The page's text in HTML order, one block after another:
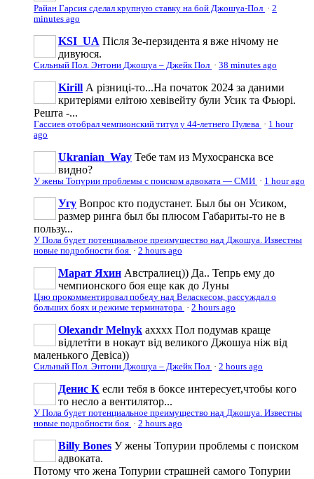
Райан Гарсия сделал крупную ставку на бой Джошуа-Пол · 2
minutes ago
KSI_UA Після Зе-перзидента я вже нічому не
дивуюся.
Сильный Пол. Энтони Джошуа – Джейк Пол · 38 minutes ago
Kirill А різниці-то...На початок 2024 за даними
критеріями елітою хевівейту були Усик та Фьюрі.
Решта -...
Гассиев отобрал чемпионский титул у 44-летнего Пулева · 1 hour
ago
Ukranian_Way Тебе там из Мухосранска все
видно?
У жены Топурии проблемы с поиском адвоката — СМИ · 1 hour ago
Угу Вопрос кто подустанет. Был бы он Усиком,
размер ринга был бы плюсом Габариты-то не в
пользу...
У Пола будет потенциальное преимущество над Джошуа. Известны
новые подробности боя · 2 hours ago
Марат Яхин Австралиец)) Да.. Тепрь ему до
чемпионского боя еще как до Луны
Цзю прокомментировал победу над Веласкесом, рассуждал о
больших боях и режиме терминатора · 2 hours ago
Olexandr Melnyk ахххх Пол подумав краще
відлетіти в нокаут від великого Джошуа ніж від
маленького Девіса))
Сильный Пол. Энтони Джошуа – Джейк Пол · 2 hours ago
Денис К если тебя в боксе интересует,чтобы кого
то несло а вентилятор...
У Пола будет потенциальное преимущество над Джошуа. Известны
новые подробности боя · 2 hours ago
Billy Bones У жены Топурии проблемы с поиском
адвоката.
Потому что жена Топурии страшней самого Топурии